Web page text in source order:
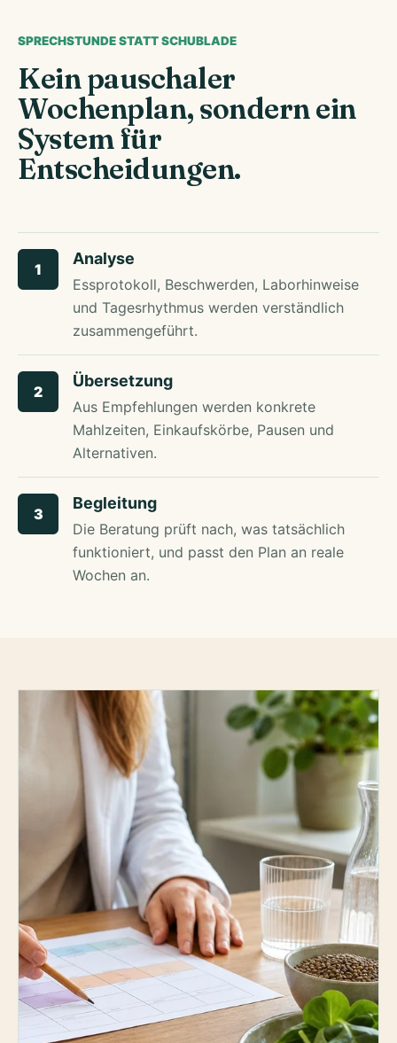
SPRECHSTUNDE STATT SCHUBLADE
Kein pauschaler
Wochenplan, sondern ein
System für
Entscheidungen.
1
Analyse
Essprotokoll, Beschwerden, Laborhinweise
und Tagesrhythmus werden verständlich
zusammengeführt.
2
Übersetzung
Aus Empfehlungen werden konkrete
Mahlzeiten, Einkaufskörbe, Pausen und
Alternativen.
3
Begleitung
Die Beratung prüft nach, was tatsächlich
funktioniert, und passt den Plan an reale
Wochen an.